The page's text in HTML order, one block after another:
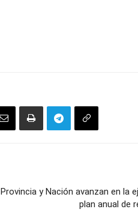
Provincia y Nación avanzan en la
plan anual de